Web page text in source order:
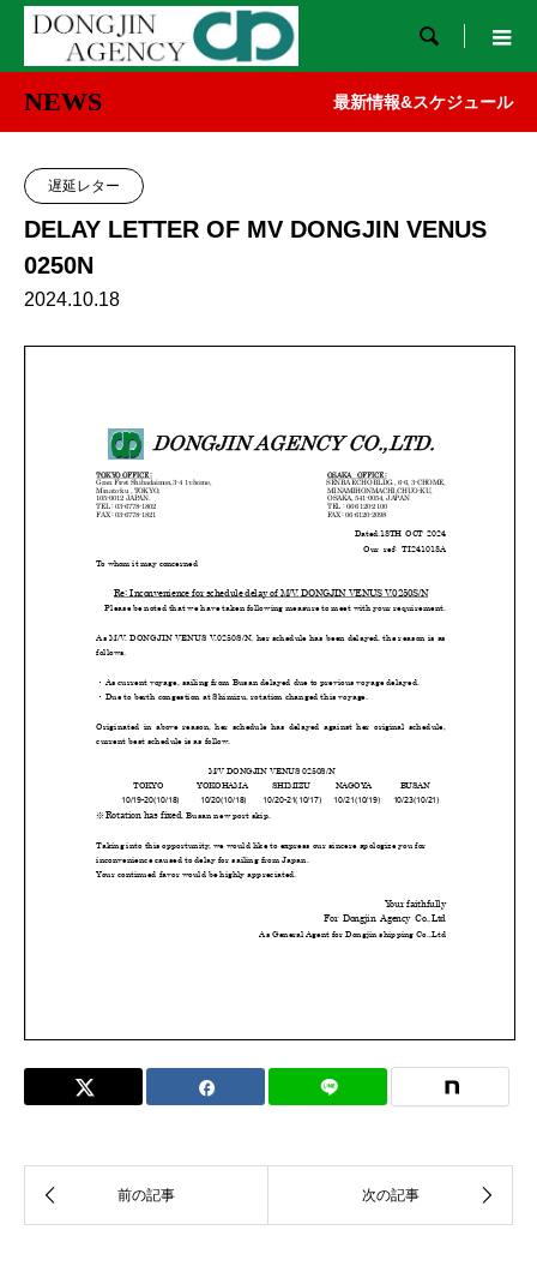

NEWS 最新情報&スケジュール
遅延レター
DELAY LETTER OF MV DONGJIN VENUS
0250N
2024.10.18